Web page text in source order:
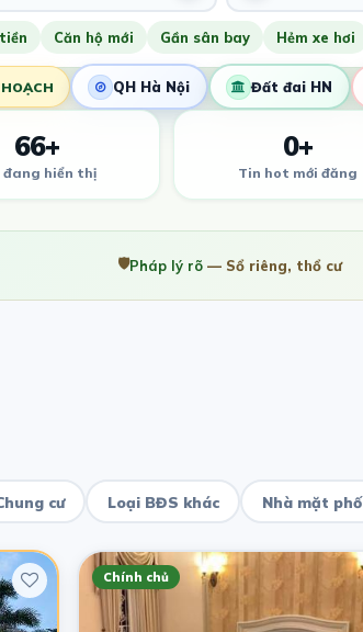
Căn hộ mới Gần sân bay Hẻm xe hơi
QH Hà Nội Đất đai HN
66+
đang hiển thị
0+
Tin hot mới đăng
🛡️Pháp lý rõ — Sổ riêng, thổ cư
cư Loại BĐS khác Nhà mặt phố
Chính chủ